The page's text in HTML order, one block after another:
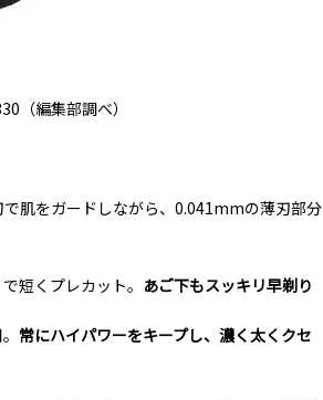
（編集部調べ）
肌をガードしながら、0.041mmの薄刃部分
短くプレカット。 あご下もスッキリ早剃り
常にハイパワーをキープし、濃く太くクセ